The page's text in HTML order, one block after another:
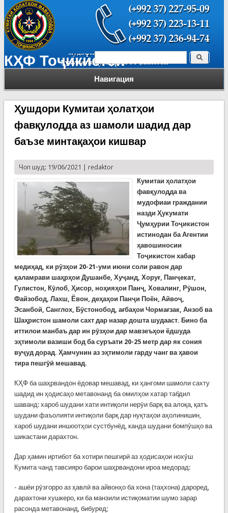
КҲФ Тоҷикистон
Навигация
Форма поиска Поиск
Ҳушдори Кумитаи ҳолатҳои
фавқулодда аз шамоли шадид дар
баъзе минтақаҳои кишвар
Чоп шуд: 19/06/2021 | redaktor
Кумитаи ҳолатҳои
фавқулодда ва
мудофиаи граждании
назди Ҳукумати
Ҷумҳурии Тоҷикистон
истинодан ба Агентии
ҳавошиносии
Тоҷикистон хабар
медиҳад, ки рӯзҳои 20-21-уми июни соли равон дар
қаламрави шаҳрҳои Душанбе, Хуҷанд, Хоруғ, Панҷекат,
Гулистон, Кӯлоб, Ҳисор, ноҳияҳои Панҷ, Ховалинг, Рӯшон,
Файзобод, Лахш, Ёвон, деҳаҳои Панҷи Поён, Айвоҷ,
Эсанбой, Санглох, Бӯстонобод, ағбаҳои Чормағзак, Анзоб ва
Шаҳристон шамоли сахт дар назар дошта шудааст. Бино ба
иттилои манбаъ дар ин рӯзҳои дар мавзеъҳои ёдшуда
эҳтимоли вазиши бод ба суръати 20-25 метр дар як сония
вуҷуд дорад. Ҳамчунин аз эҳтимоли гарду чанг ва ҳавои
тира пешгӯӣ мешавад.
КҲФ ба шаҳрвандон ёдовар мешавад, ки ҳангоми шамоли сахту
шадид ин ҳодисаҳо метавонанд ба омилҳои хатар табдил
шаванд: хароб шудани хати интиқоли нерӯи барқ ва алоқа, қатъ
шудани фаъолияти интиқоли барқ дар нуқтаҳои аҳолинишин,
хароб шудани иншоотҳои сустбунёд, канда шудани бомпӯшҳо ва
шикастани дарахтон.
Дар ҳамин иртибот ба хотири пешгирӣ аз ҳодисаҳои нохӯш
Кумита чанд тавсияро барои шаҳрвандони ироа медорад:
- ашёи рӯзгорро аз ҳавлӣ ва айвонҳо ба хона (таҳхона) дароред,
дарахтони хушкеро, ки ба манзили истиқоматии шумо зарар
расонда метавонанд, бибуред;